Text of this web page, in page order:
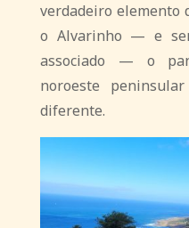
verdadeiro elemento
o Alvarinho — e
associado — o
noroeste
diferente.